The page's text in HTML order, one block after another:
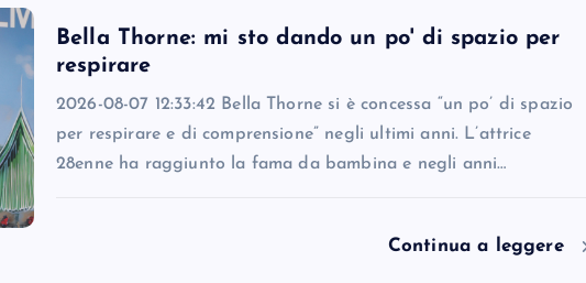
Bella Thorne: mi sto dando un po' di spazio per
respirare
2026-08-07 12:33:42 Bella Thorne si è concessa “un po’ di spazio
per respirare e di comprensione” negli ultimi anni. L’attrice
28enne ha raggiunto la fama da bambina e negli anni…
Continua a leggere